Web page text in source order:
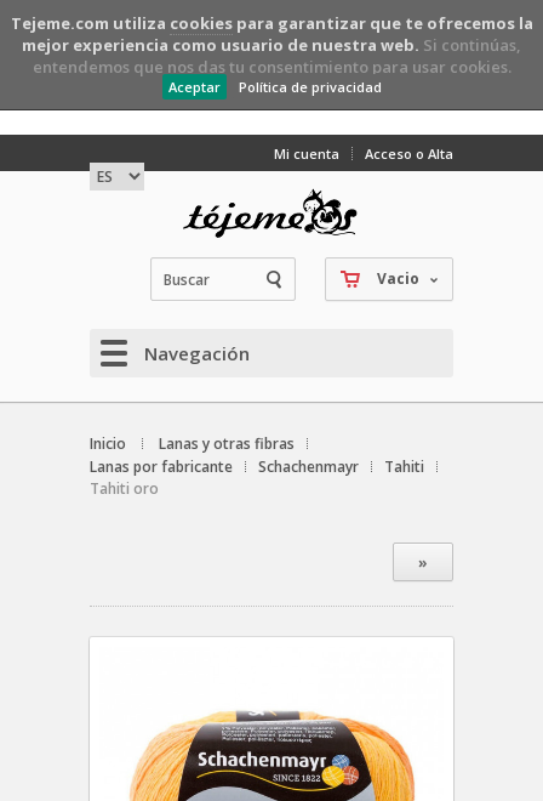
Tejeme.com utiliza cookiespara garantizar que te ofrecemos la
mejor experiencia como usuario de nuestra web. Si continúas,
entendemos que nos das tu consentimiento para usar cookies.
Aceptar Política de privacidad
Mi cuenta Acceso o Alta
Vacio
Navegación
Inicio
Lanas y otras fibras
Lanas por fabricante
Schachenmayr
Tahiti
Tahiti oro
»